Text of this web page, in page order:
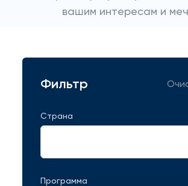
вашим интересам и
Фильтр
Страна
Программа